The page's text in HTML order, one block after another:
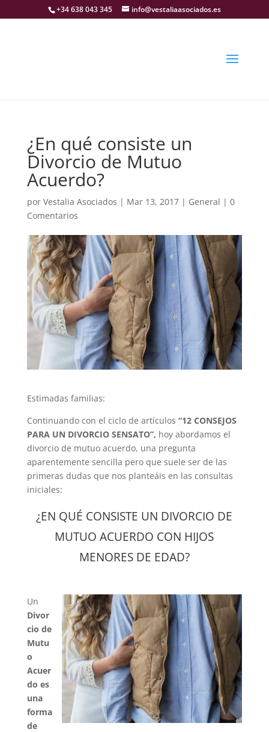
+34 638 043 345 info@vestaliaasociados.es
¿En qué consiste un
Divorcio de Mutuo
Acuerdo?
por Vestalia Asociados | Mar 13, 2017| General | 0
Comentarios
Estimadas familias:
Continuando con el ciclo de artículos “12 CONSEJOS
PARA UN DIVORCIO SENSATO”, hoy abordamos el
divorcio de mutuo acuerdo, una pregunta
aparentemente sencilla pero que suele ser de las
primeras dudas que nos planteáis en las consultas
iniciales:
¿EN QUÉ CONSISTE UN DIVORCIO DE
MUTUO ACUERDO CON HIJOS
MENORES DE EDAD?
Un
Divor
cio de
Mutu
o
Acuer
do es
una
forma
de